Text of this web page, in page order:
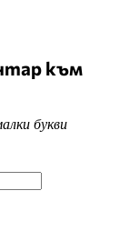
към
букви